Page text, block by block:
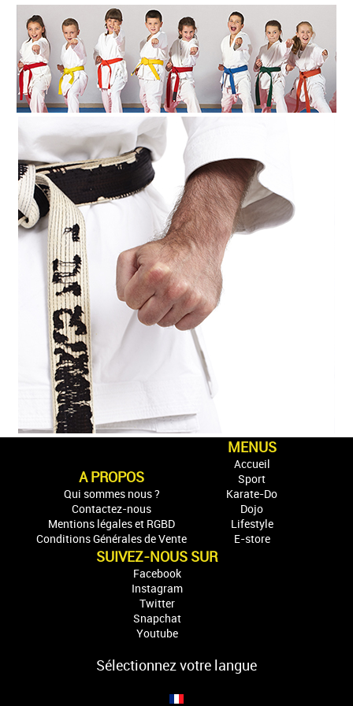
A PROPOS
Qui sommes nous ?
Contactez-nous
Mentions légales et RGBD
Conditions Générales de Vente
MENUS
Accueil
Sport
Karate-Do
Dojo
Lifestyle
E-store
SUIVEZ-NOUS SUR
Facebook
Instagram
Twitter
Snapchat
Youtube
Sélectionnez votre langue